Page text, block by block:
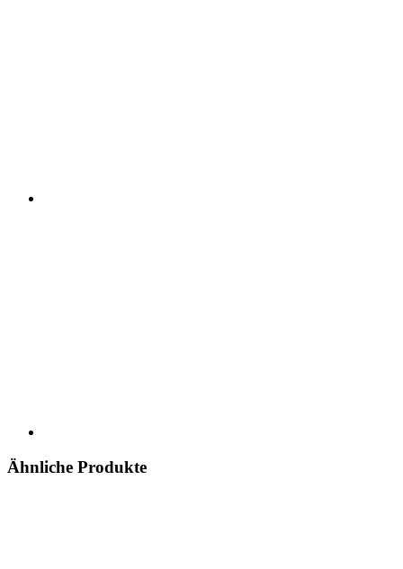
Ähnliche Produkte